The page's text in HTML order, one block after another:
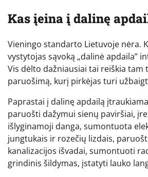
Kas įeina į dalinę
Vieningo standarto Lietuvoje nėra.
vystytojas sąvoką „dalinė apdaila”
Vis dėlto dažniausiai tai reiškia tam
paruošimą, kurį pirkėjas turi
Paprastai į dalinę apdailą
paruošti dažymui sienų paviršiai,
išlyginamoji danga, sumontuota
jungtukais ir rozečių lizdais,
kanalizacijos išvadai, sumontuoti
grindinis šildymas, įstatyti lauko